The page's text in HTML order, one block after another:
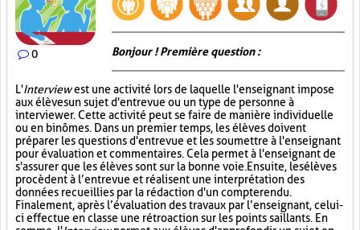
0 Bonjour ! Première question :
L'Interviewest une activité lors de laquelle l'enseignant impose
aux élèves un sujet d'entrevue ou un type de personne à
interviewer. Cette activité peut se faire de manière individuelle
ou en binômes. Dans un premier temps, les élèves doivent
préparer les questions d'entrevue et les soumettre à l'enseignant
pour évaluation et commentaires. Cela permet à l'enseignant de
s'assurer que les élèves sont sur la bonne voie. Ensuite, les élèves
procèdent à l’entrevue et réalisent une interprétation des
données recueillies par la rédaction d'un compte rendu.
Finalement, après l’évaluation des travaux par l’enseignant, celui-
ci effectue en classe une rétroaction sur les points saillants. En